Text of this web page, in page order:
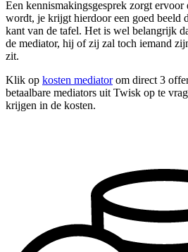
Een kennismakingsgesprek zorgt ervoor
wordt, je krijgt hierdoor een goed beeld
kant van de tafel. Het is wel belangrijk
de mediator, hij of zij zal toch iemand
zit.
Klik op kosten mediatorom direct 3
betaalbare mediators uit Twisk op te
krijgen in de kosten.